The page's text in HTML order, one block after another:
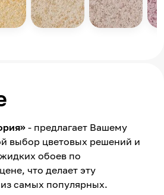
- предлагает Вашему
выбор цветовых решений и
обоев по
что делает эту
самых популярных.